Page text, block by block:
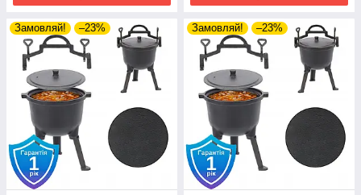
Замовляй! –23% Замовляй! –23%